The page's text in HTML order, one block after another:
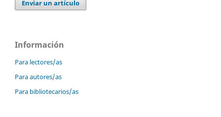
Enviar un artículo
Información
Para lectores/as
Para autores/as
Para bibliotecarios/as